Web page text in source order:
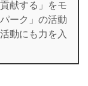
献する」をモ
ーク」の活動
動にも力を入